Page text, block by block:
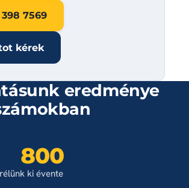
7569
kérek
eredménye
800
ki évente